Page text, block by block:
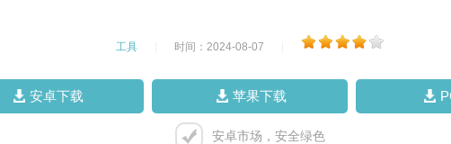
工具 时间：2024-08-07
安卓下载 苹果下载
安卓市场，安全绿色